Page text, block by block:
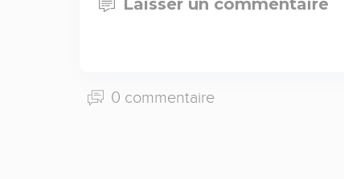
Laisser un commentaire
0 commentaire